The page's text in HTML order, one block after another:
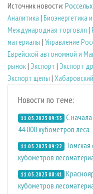
Источник новости:
Аналитика | Биoэнергетика
Международная торговля |
материалы | Управление
Еврейской автономной и
рынок| Экспорт | Экспорт
Экспорт щепы |
Новости по теме:
11.05.2023 09:35 С
44 000 кубометров леса
11.05.2023 09:22
Томская
кубометров
11.05.2023 08:41
кубометров